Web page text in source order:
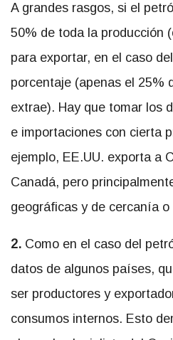
A grandes rasgos, si el
50% de toda la producción
para exportar, en el caso
porcentaje (apenas el 25%
extrae). Hay que tomar los
e importaciones con cierta
ejemplo, EE.UU. exporta a
Canadá, pero
geográficas y de cercanía o
2. Como en el caso del
datos de algunos países,
ser productores y
consumos internos. Esto